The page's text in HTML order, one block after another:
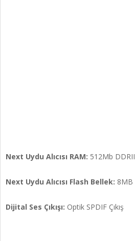
Next Uydu Alıcısı RAM: 512Mb DDRII
Next Uydu Alıcısı Flash Bellek: 8MB
Dijital Ses Çıkışı: Optik SPDIF Çıkış